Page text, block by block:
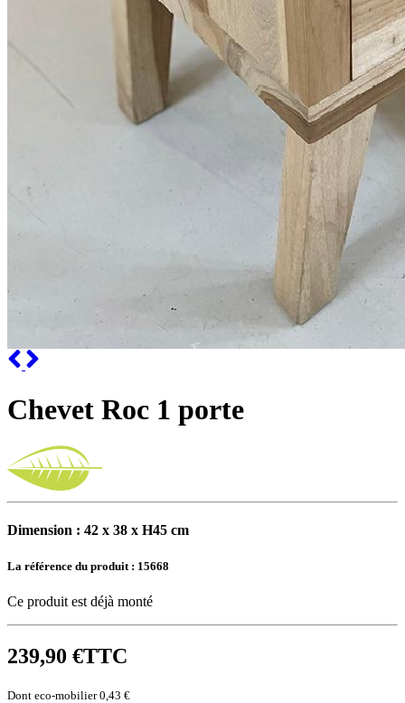
Previous
Chevet Roc 1 porte
Dimension : 42 x 38 x H45 cm
La référence du produit : 15668
Ce produit est déjà monté
239,90 €TTC
Dont eco-mobilier 0,43 €